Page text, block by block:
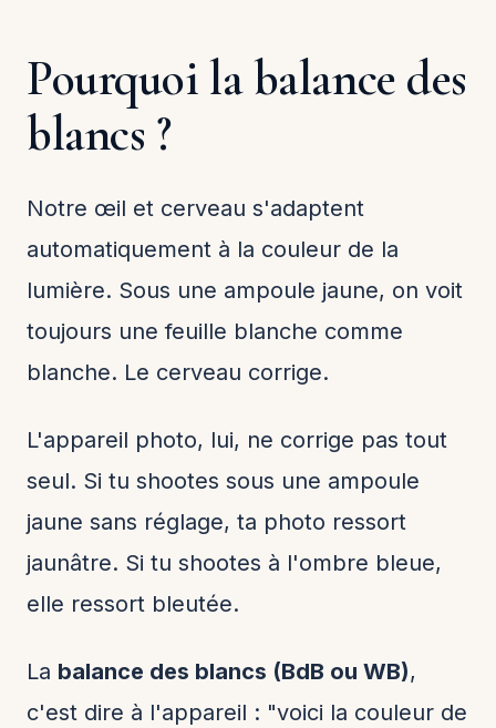
Pourquoi la balance des
blancs ?
Notre œil et cerveau s'adaptent
automatiquement à la couleur de la
lumière. Sous une ampoule jaune, on voit
toujours une feuille blanche comme
blanche. Le cerveau corrige.
L'appareil photo, lui, ne corrige pas tout
seul. Si tu shootes sous une ampoule
jaune sans réglage, ta photo ressort
jaunâtre. Si tu shootes à l'ombre bleue,
elle ressort bleutée.
La balance des blancs (BdB ou WB),
c'est dire à l'appareil : "voici la couleur de